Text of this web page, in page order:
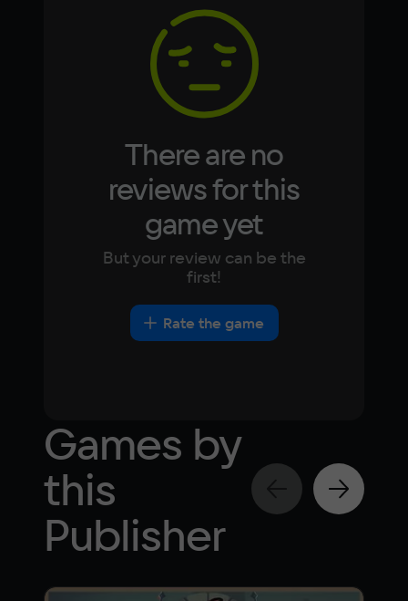
Video card
Integrated graphics
DirectX(R): 9.0, Звуковая карта:
совместимая c DirectX
Japanese
There are no
reviews for this
game yet
But your review can be the
first!
Rate the game
Games by
this
Publisher